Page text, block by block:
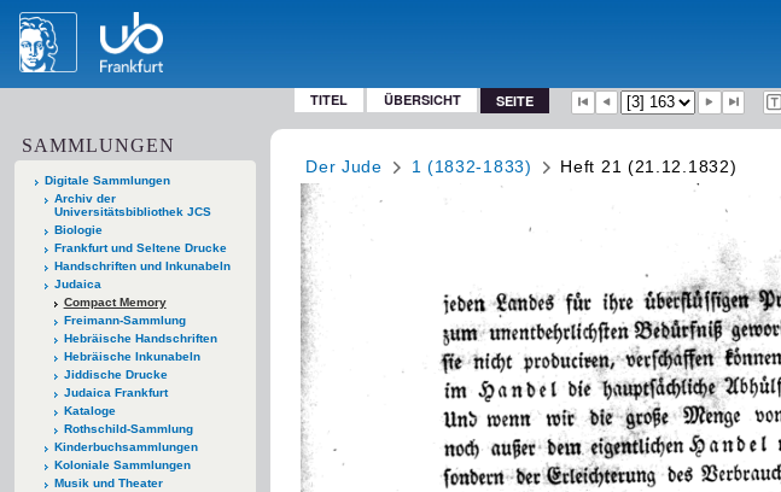
TITEL ÜBERSICHT SEITE
SAMMLUNGEN
Digitale Sammlungen
Archiv der
Universitätsbibliothek JCS
Biologie
Frankfurt und Seltene Drucke
Handschriften und Inkunabeln
Judaica
Compact Memory
Freimann-Sammlung
Hebräische Handschriften
Hebräische Inkunabeln
Jiddische Drucke
Judaica Frankfurt
Kataloge
Rothschild-Sammlung
Kinderbuchsammlungen
Koloniale Sammlungen
Musik und Theater
Der Jude 1 (1832-1833) Heft 21 (21.12.1832)